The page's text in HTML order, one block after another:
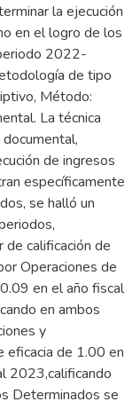
la ejecución
en el logro de los
2022-
de tipo
Método:
La técnica
de ingresos
específicamente
se halló un
calificación de
Operaciones de
en el año fiscal
en ambos
y
eficacia de 1.00 en
2023,calificando
Determinados se